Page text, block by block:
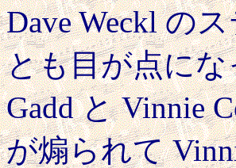
Dave Weckl の
とも目が点にな
Gadd と Vinnie
が煽られて